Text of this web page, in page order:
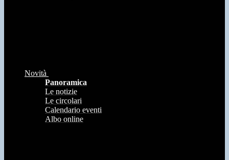
Novità
Panoramica
Le notizie
Le circolari
Calendario eventi
Albo online